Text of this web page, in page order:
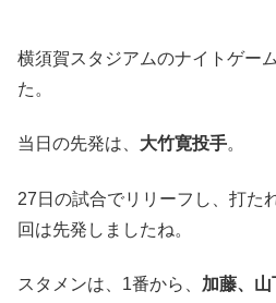
横須賀スタジアムのナイトゲー
た。
当日の先発は、 大竹寛投手。
27日の試合でリリーフし、打た
回は先発しましたね。
スタメンは、1番から、 加藤、